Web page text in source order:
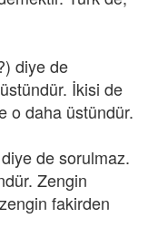
diye de
İkisi de
o daha üstündür.
de sorulmaz.
Zengin
fakirden